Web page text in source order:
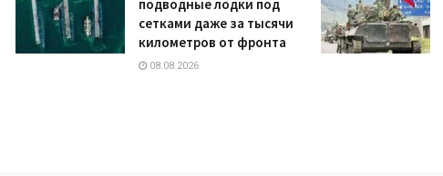
подводные лодки под
сетками даже за тысячи
километров от фронта
08.08.2026